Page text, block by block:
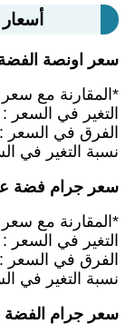
سعر اونصة الفضة : 63.56 دولار
*المقارنة مع سعر
التغير في
الفرق في السعر : +5.91803 دولار
نسبة التغير في السعر :
سعر جرام فضة عيار 999 : 2.044
*المقارنة مع سعر
التغير في
الفرق في السعر : +0.191 دولار
نسبة التغير في السعر :
سعر جرام الفضة عيار 960 : 1.962